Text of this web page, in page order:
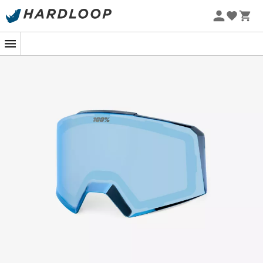
Zomeraanbiedingen 🔥 -5% EXTRA vanaf 2 producten* met